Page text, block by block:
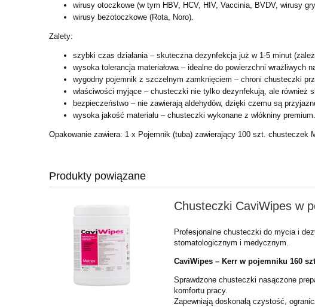
wirusy otoczkowe (w tym HBV, HCV, HIV, Vaccinia, BVDV, wirusy
wirusy bezotoczkowe (Rota, Noro).
Zalety:
szybki czas działania – skuteczna dezynfekcja już w 1-5 minut
wysoka tolerancja materiałowa – idealne do powierzchni wrażliwych
wygodny pojemnik z szczelnym zamknięciem – chroni chusteczki
właściwości myjące – chusteczki nie tylko dezynfekują, ale również
bezpieczeństwo – nie zawierają aldehydów, dzięki czemu są
wysoka jakość materiału – chusteczki wykonane z włókniny premium.
Opakowanie zawiera: 1 x Pojemnik (tuba) zawierający 100 szt. chusteczek
Produkty powiązane
Chusteczki CaviWipes w
Profesjonalne chusteczki do mycia i
stomatologicznym i medycznym.
CaviWipes – Kerr w pojemniku 160
Sprawdzone chusteczki nasączone
komfortu pracy.
Zapewniają doskonałą czystość,